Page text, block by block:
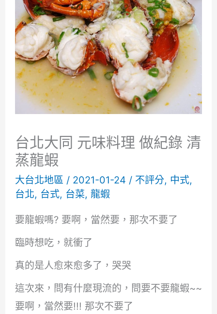
台北大同 元味料理 做紀錄 清
蒸龍蝦
大台北地區 / 2021-01-24 / 不評分, 中式,
台北, 台式, 台菜, 龍蝦
要龍蝦嗎? 要啊，當然要，那次不要了
臨時想吃，就衝了
真的是人愈來愈多了，哭哭
這次來，問有什麼現流的，問要不要龍蝦~~
要啊，當然要!!! 那次不要了